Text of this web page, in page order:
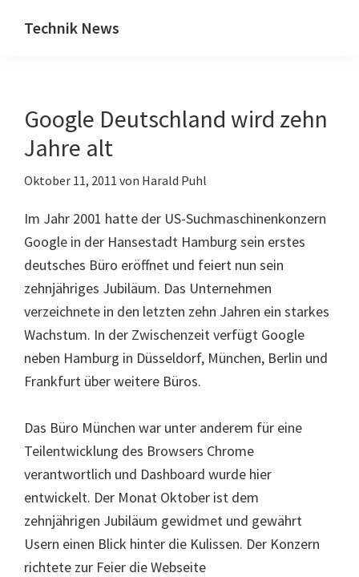
Inhalt
Seitenspalte
Technik News
IT,
Mobilfunk
Internet
Google Deutschland wird zehn
Jahre alt
Oktober 11, 2011 von Harald Puhl
Im Jahr 2001 hatte der US-Suchmaschinenkonzern
Google in der Hansestadt Hamburg sein erstes
deutsches Büro eröffnet und feiert nun sein
zehnjähriges Jubiläum. Das Unternehmen
verzeichnete in den letzten zehn Jahren ein starkes
Wachstum. In der Zwischenzeit verfügt Google
neben Hamburg in Düsseldorf, München, Berlin und
Frankfurt über weitere Büros.
Das Büro München war unter anderem für eine
Teilentwicklung des Browsers Chrome
verantwortlich und Dashboard wurde hier
entwickelt. Der Monat Oktober ist dem
zehnjährigen Jubiläum gewidmet und gewährt
Usern einen Blick hinter die Kulissen. Der Konzern
richtete zur Feier die Webseite